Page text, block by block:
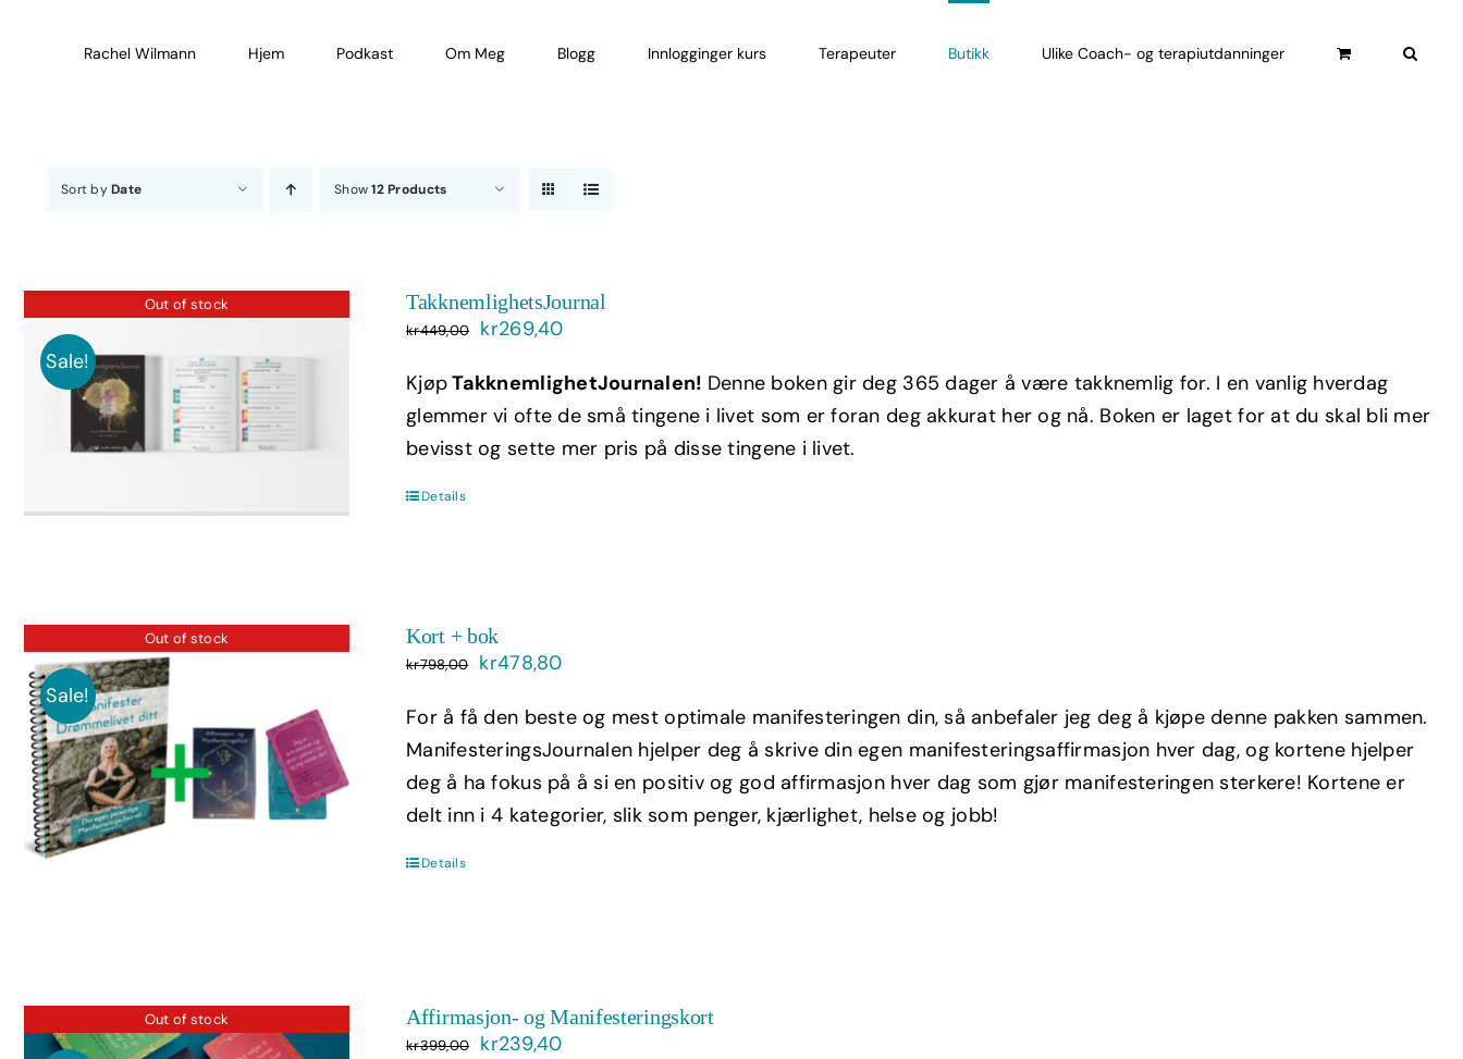
Rachel Wilmann Hjem Podkast Om Meg Blogg Innlogginger kurs Terapeuter Butikk Ulike Coach- og terapiutdanninger
Sort byDate Show12 Products
Out of stock
Sale!
TakknemlighetsJournal
kr449,00
Opprinnelig
var:
kr449,00.
kr269,40Nåværende
er:
kr269,40.
KjøpTakknemlighetJournalen! Denne boken gir deg 365 dager å være takknemlig for. I en vanlig hverdag
glemmer vi ofte de små tingene i livet som er foran deg akkurat her og nå. Boken er laget for at du skal bli mer
bevisst og sette mer pris på disse tingene i livet.
Details
Out of stock
Sale!
Kort + bok
kr798,00
Opprinnelig
var:
kr798,00.
kr478,80Nåværende
er:
kr478,80.
For å få den beste og mest optimale manifesteringen din, så anbefaler jeg deg å kjøpe denne pakken sammen.
ManifesteringsJournalen hjelper deg å skrive din egen manifesteringsaffirmasjon hver dag, og kortene hjelper
deg å ha fokus på å si en positiv og god affirmasjon hver dag som gjør manifesteringen sterkere! Kortene er
delt inn i 4 kategorier, slik som penger, kjærlighet, helse og jobb!
Details
Out of stock Affirmasjon- og Manifesteringskort
kr399,00
Opprinnelig
kr239,40Nåværende